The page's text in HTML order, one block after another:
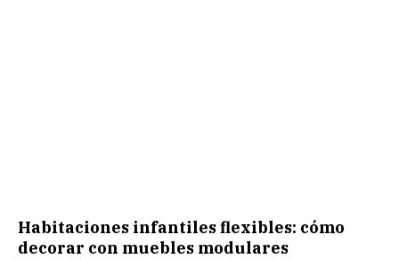
Habitaciones infantiles flexibles: cómo
decorar con muebles modulares